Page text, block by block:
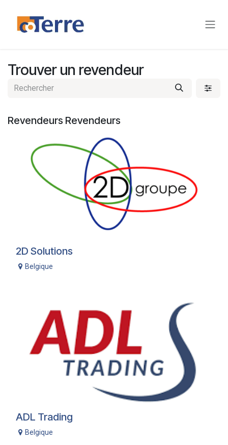
Trouver un revendeur
Revendeurs Revendeurs
2D Solutions
Belgique
ADL Trading
Belgique